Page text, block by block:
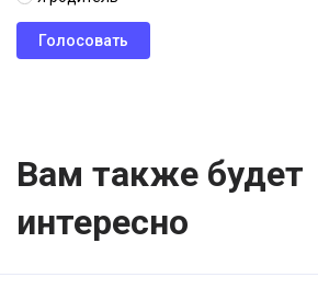
Вам также будет
интересно